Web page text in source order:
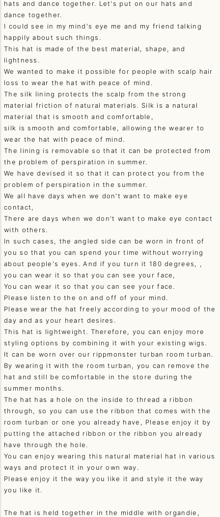
hats and dance together. Let's put on our hats and
dance together.
I could see in my mind's eye me and my friend talking
happily about such things.
This hat is made of the best material, shape, and
lightness.
We wanted to make it possible for people with scalp hair
loss to wear the hat with peace of mind.
The silk lining protects the scalp from the strong
material friction of natural materials. Silk is a natural
material that is smooth and comfortable,
silk is smooth and comfortable, allowing the wearer to
wear the hat with peace of mind.
The lining is removable so that it can be protected from
the problem of perspiration in summer.
We have devised it so that it can protect you from the
problem of perspiration in the summer.
We all have days when we don't want to make eye
contact,
There are days when we don't want to make eye contact
with others.
In such cases, the angled side can be worn in front of
you so that you can spend your time without worrying
about people's eyes. And if you turn it 180 degrees, ,
you can wear it so that you can see your face,
You can wear it so that you can see your face.
Please listen to the on and off of your mind.
Please wear the hat freely according to your mood of the
day and as your heart desires.
This hat is lightweight. Therefore, you can enjoy more
styling options by combining it with your existing wigs.
It can be worn over our rippmonster turban room turban.
By wearing it with the room turban, you can remove the
hat and still be comfortable in the store during the
summer months.
The hat has a hole on the inside to thread a ribbon
through, so you can use the ribbon that comes with the
room turban or one you already have, Please enjoy it by
putting the attached ribbon or the ribbon you already
have through the hole.
You can enjoy wearing this natural material hat in various
ways and protect it in your own way.
Please enjoy it the way you like it and style it the way
you like it.
The hat is held together in the middle with organdie,